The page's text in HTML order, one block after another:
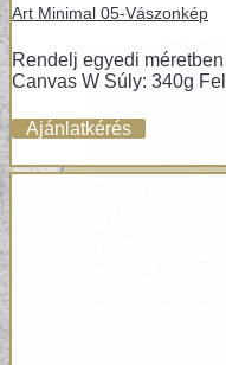
Art Minimal 05-Vászonkép
Rendelj egyedi
Canvas W Súly: 340g
Ajánlatkérés